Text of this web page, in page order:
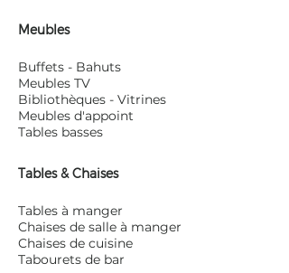
Meubles
Buffets - Bahuts
Meubles TV
Bibliothèques - Vitrines
Meubles d'appoint
Tables basses
Tables & Chaises
Tables à manger
Chaises de salle à manger
Chaises de cuisine
Tabourets de bar